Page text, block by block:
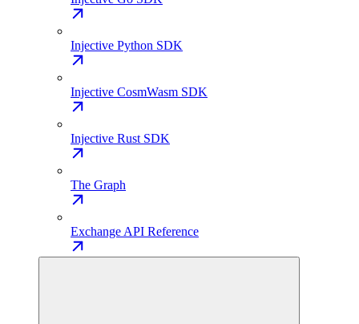
Injective Python SDK
Injective CosmWasm SDK
Injective Rust SDK
The Graph
Exchange API Reference